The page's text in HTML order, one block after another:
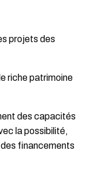
projets des
riche patrimoine
des capacités
la possibilité,
des financements